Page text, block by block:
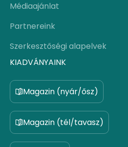
Médiaajánlat
Partnereink
Szerkesztőségi alapelvek
KIADVÁNYAINK
Magazin (nyár/ősz)
Magazin (tél/tavasz)